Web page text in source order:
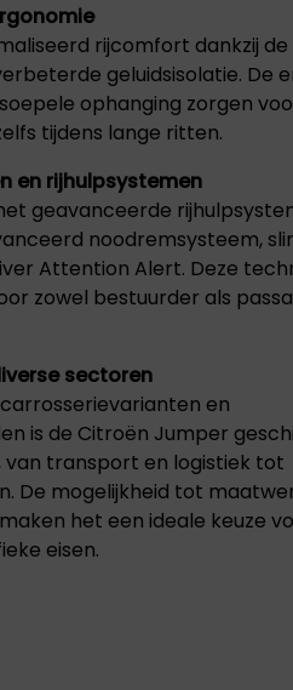
rijcomfort dankzij de
geluidsisolatie. De
ophanging zorgen
tijdens lange ritten.
en rijhulpsystemen
geavanceerde
noodremsysteem,
Attention Alert. Deze
zowel bestuurder als
sectoren
en
is de Citroën Jumper
transport en logistiek tot
De mogelijkheid tot
het een ideale keuze
eisen.